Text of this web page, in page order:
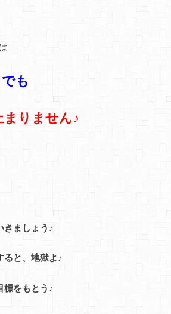
も
りません♪
きましょう♪
ると、地獄よ♪
標をもとう♪